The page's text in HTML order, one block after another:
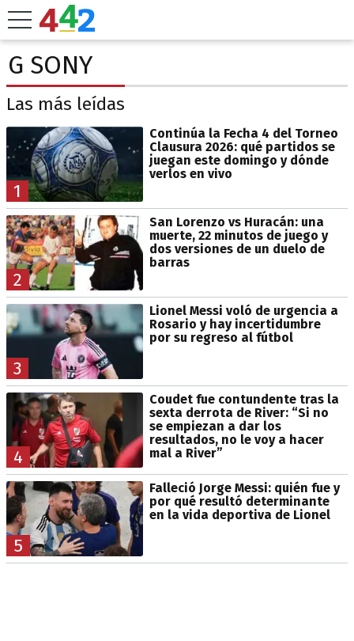
G SONY
Las más leídas
1
Continúa la Fecha 4 del Torneo
Clausura 2026: qué partidos se
juegan este domingo y dónde
verlos en vivo
2
San Lorenzo vs Huracán: una
muerte, 22 minutos de juego y
dos versiones de un duelo de
barras
3
Lionel Messi voló de urgencia a
Rosario y hay incertidumbre
por su regreso al fútbol
4
Coudet fue contundente tras la
sexta derrota de River: “Si no
se empiezan a dar los
resultados, no le voy a hacer
mal a River”
5
Falleció Jorge Messi: quién fue y
por qué resultó determinante
en la vida deportiva de Lionel